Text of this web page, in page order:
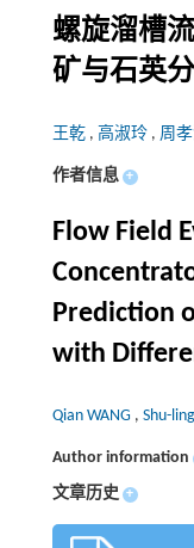
螺旋溜槽
矿与石英
王乾 , 高淑玲 , 周
作者信息 +
Flow Field
Prediction
with
Qian WANG , Shu-
Author information
文章历史 +